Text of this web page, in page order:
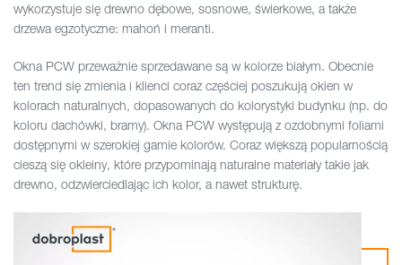
wykorzystuje się drewno dębowe, sosnowe, świerkowe, a także
drzewa egzotyczne: mahoń i meranti.
Okna PCW przeważnie sprzedawane są w kolorze białym. Obecnie
ten trend się zmienia i klienci coraz częściej poszukują okien w
kolorach naturalnych, dopasowanych do kolorystyki budynku (np. do
koloru dachówki, bramy). Okna PCW występują z ozdobnymi foliami
dostępnymi w szerokiej gamie kolorów. Coraz większą popularnością
cieszą się okleiny, które przypominają naturalne materiały takie jak
drewno, odzwierciedlając ich kolor, a nawet strukturę.